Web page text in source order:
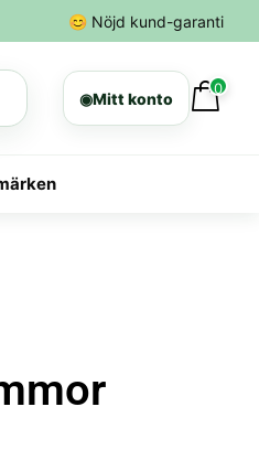
😊 Nöjd kund-garanti
◉Mitt konto
0